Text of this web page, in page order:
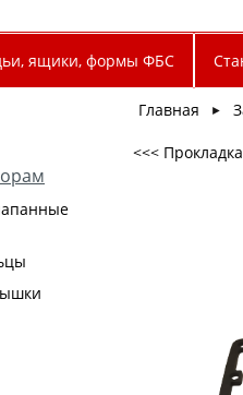
ящики, формы ФБС
Главная ►
<<<